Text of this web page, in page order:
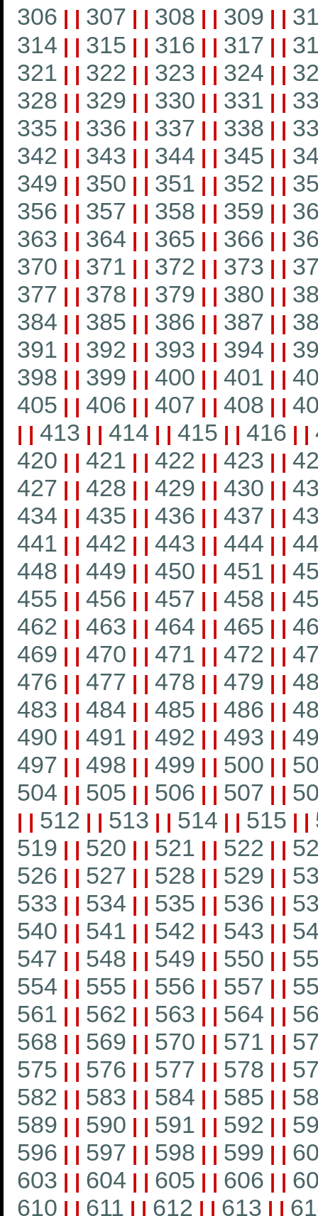
306 | | 307 | | 308 | | 309 | |
314 | | 315 | | 316 | | 317 | |
321 | | 322 | | 323 | | 324 | |
328 | | 329 | | 330 | | 331 | |
335 | | 336 | | 337 | | 338 | |
342 | | 343 | | 344 | | 345 | |
349 | | 350 | | 351 | | 352 | |
356 | | 357 | | 358 | | 359 | |
363 | | 364 | | 365 | | 366 | |
370 | | 371 | | 372 | | 373 | |
377 | | 378 | | 379 | | 380 | |
384 | | 385 | | 386 | | 387 | |
391 | | 392 | | 393 | | 394 | |
398 | | 399 | | 400 | | 401 | |
405 | | 406 | | 407 | | 408 | |
| | 413 | | 414 | | 415 | | 416 | |
420 | | 421 | | 422 | | 423 | |
427 | | 428 | | 429 | | 430 | |
434 | | 435 | | 436 | | 437 | |
441 | | 442 | | 443 | | 444 | |
448 | | 449 | | 450 | | 451 | |
455 | | 456 | | 457 | | 458 | |
462 | | 463 | | 464 | | 465 | |
469 | | 470 | | 471 | | 472 | |
476 | | 477 | | 478 | | 479 | |
483 | | 484 | | 485 | | 486 | |
490 | | 491 | | 492 | | 493 | |
497 | | 498 | | 499 | | 500 | |
504 | | 505 | | 506 | | 507 | |
| | 512 | | 513 | | 514 | | 515 | |
519 | | 520 | | 521 | | 522 | |
526 | | 527 | | 528 | | 529 | |
533 | | 534 | | 535 | | 536 | |
540 | | 541 | | 542 | | 543 | |
547 | | 548 | | 549 | | 550 | |
554 | | 555 | | 556 | | 557 | |
561 | | 562 | | 563 | | 564 | |
568 | | 569 | | 570 | | 571 | |
575 | | 576 | | 577 | | 578 | |
582 | | 583 | | 584 | | 585 | |
589 | | 590 | | 591 | | 592 | |
596 | | 597 | | 598 | | 599 | |
603 | | 604 | | 605 | | 606 | |
610 | | 611 | | 612 | | 613 | |